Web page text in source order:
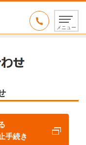
メニュー
手続き